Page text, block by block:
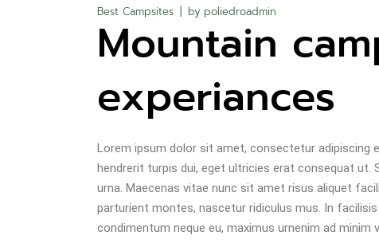
Best Campsites by poliedroadmin
Mountain
experiances
Lorem ipsum dolor sit amet, consectetur adipiscing
hendrerit turpis dui, eget ultricies erat consequat ut.
urna. Maecenas vitae nunc sit amet risus aliquet
parturient montes, nascetur ridiculus mus. In
condimentum neque eu, maximus urnenim ad minim